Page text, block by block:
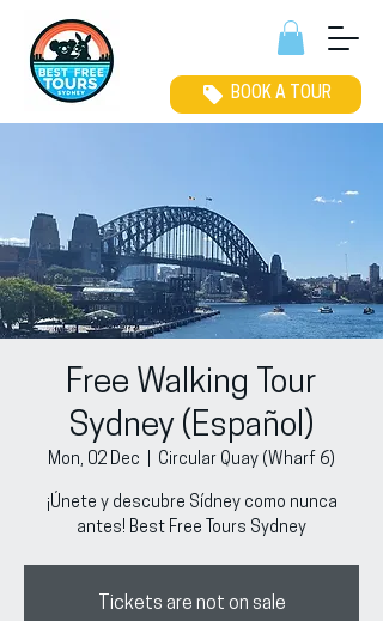
BOOK A TOUR
Free Walking Tour
Sydney (Español)
Mon, 02 Dec Circular Quay (Wharf 6)
¡Únete y descubre Sídney como nunca
antes! Best Free Tours Sydney
Tickets are not on sale